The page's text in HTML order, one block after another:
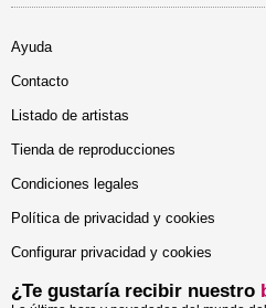
Ayuda
Contacto
Listado de artistas
Tienda de reproducciones
Condiciones legales
Política de privacidad y cookies
Configurar privacidad y cookies
¿Te gustaría recibir nuestro